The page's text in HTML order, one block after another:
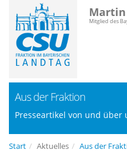
Martin
Mitglied des
Aus der Fraktion
Presseartikel von und über
Start Aktuelles Aus der